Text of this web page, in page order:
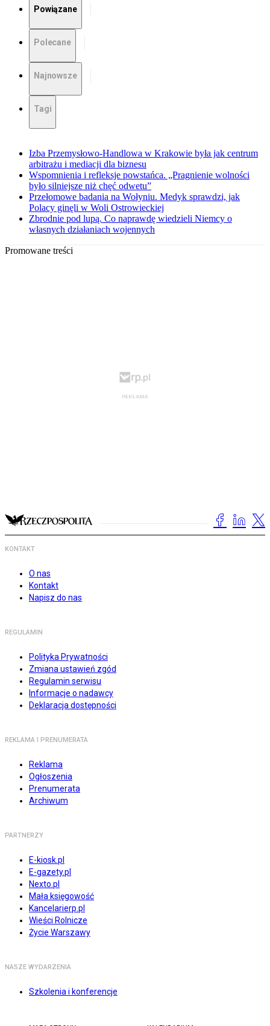
Powiązane
Polecane
Najnowsze
Tagi
Izba Przemysłowo-Handlowa w Krakowie była jak centrum
arbitrażu i mediacji dla biznesu
Wspomnienia i refleksje powstańca. „Pragnienie wolności
było silniejsze niż chęć odwetu”
Przełomowe badania na Wołyniu. Medyk sprawdzi, jak
Polacy ginęli w Woli Ostrowieckiej
Zbrodnie pod lupą. Co naprawdę wiedzieli Niemcy o
własnych działaniach wojennych
Promowane treści
KONTAKT
O nas
Kontakt
Napisz do nas
REGULAMIN
Polityka Prywatności
Zmiana ustawień zgód
Regulamin serwisu
Informacje o nadawcy
Deklaracja dostępności
REKLAMA I PRENUMERATA
Reklama
Ogłoszenia
Prenumerata
Archiwum
PARTNERZY
E-kiosk.pl
E-gazety.pl
Nexto.pl
Mała księgowość
Kancelarierp.pl
Wieści Rolnicze
Życie Warszawy
NASZE WYDARZENIA
Szkolenia i konferencje